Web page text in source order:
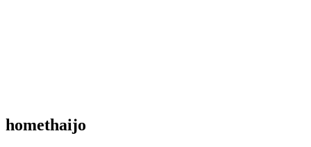
homethaijo